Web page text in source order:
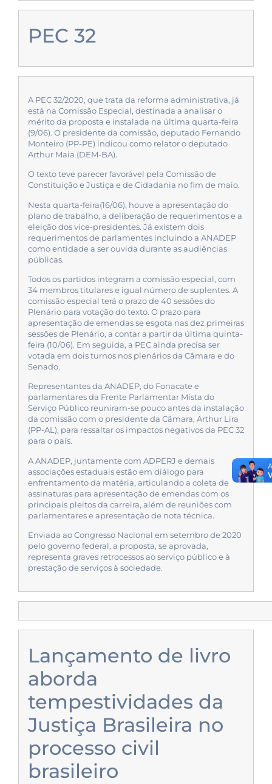
PEC 32
A PEC 32/2020, que trata da reforma administrativa, já
está na Comissão Especial, destinada a analisar o
mérito da proposta e instalada na última quarta-feira
(9/06). O presidente da comissão, deputado Fernando
Monteiro (PP-PE) indicou como relator o deputado
Arthur Maia (DEM-BA).
O texto teve parecer favorável pela Comissão de
Constituição e Justiça e de Cidadania no fim de maio.
Nesta quarta-feira(16/06), houve a apresentação do
plano de trabalho, a deliberação de requerimentos e a
eleição dos vice-presidentes. Já existem dois
requerimentos de parlamentes incluindo a ANADEP
como entidade a ser ouvida durante as audiências
públicas.
Todos os partidos integram a comissão especial, com
34 membros titulares e igual número de suplentes. A
comissão especial terá o prazo de 40 sessões do
Plenário para votação do texto. O prazo para
apresentação de emendas se esgota nas dez primeiras
sessões de Plenário, a contar a partir da última quinta-
feira (10/06). Em seguida, a PEC ainda precisa ser
votada em dois turnos nos plenários da Câmara e do
Senado.
Representantes da ANADEP, do Fonacate e
parlamentares da Frente Parlamentar Mista do
Serviço Público reuniram-se pouco antes da instalação
da comissão com o presidente da Câmara, Arthur Lira
(PP-AL), para ressaltar os impactos negativos da PEC 32
para o país.
A ANADEP, juntamente com ADPERJ e demais
associações estaduais estão em diálogo para
enfrentamento da matéria, articulando a coleta de
assinaturas para apresentação de emendas com os
principais pleitos da carreira, além de reuniões com
parlamentares e apresentação de nota técnica.
Enviada ao Congresso Nacional em setembro de 2020
pelo governo federal, a proposta, se aprovada,
representa graves retrocessos ao serviço público e à
prestação de serviços à sociedade.
Lançamento de livro
aborda
tempestividades da
Justiça Brasileira no
processo civil
brasileiro